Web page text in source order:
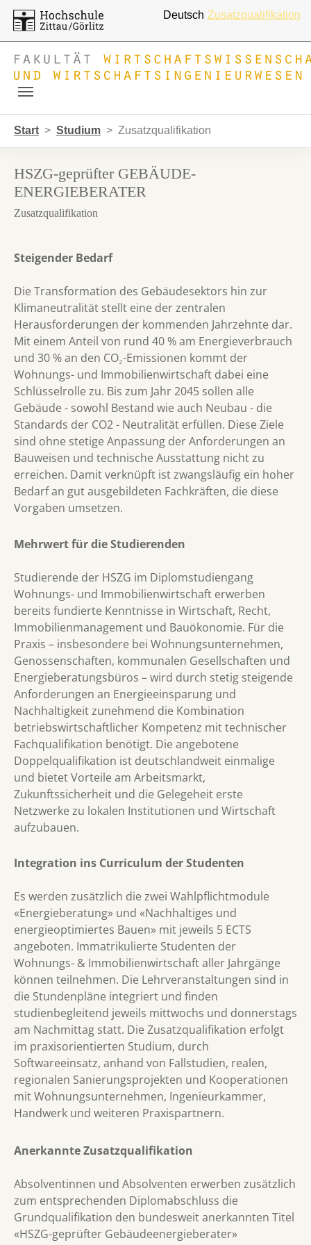
Deutsch Zusatzqualifikation
Start Studium Zusatzqualifikation
HSZG-geprüfter GEBÄUDE-
ENERGIEBERATER
Zusatzqualifikation
Steigender Bedarf
Die Transformation des Gebäudesektors hin zur
Klimaneutralität stellt eine der zentralen
Herausforderungen der kommenden Jahrzehnte dar.
Mit einem Anteil von rund 40 % am Energieverbrauch
und 30 % an den CO₂-Emissionen kommt der
Wohnungs- und Immobilienwirtschaft dabei eine
Schlüsselrolle zu. Bis zum Jahr 2045 sollen alle
Gebäude - sowohl Bestand wie auch Neubau - die
Standards der CO2 - Neutralität erfüllen. Diese Ziele
sind ohne stetige Anpassung der Anforderungen an
Bauweisen und technische Ausstattung nicht zu
erreichen. Damit verknüpft ist zwangsläufig ein hoher
Bedarf an gut ausgebildeten Fachkräften, die diese
Vorgaben umsetzen.
Mehrwert für die Studierenden
Studierende der HSZG im Diplomstudiengang
Wohnungs- und Immobilienwirtschaft erwerben
bereits fundierte Kenntnisse in Wirtschaft, Recht,
Immobilienmanagement und Bauökonomie. Für die
Praxis – insbesondere bei Wohnungsunternehmen,
Genossenschaften, kommunalen Gesellschaften und
Energieberatungsbüros – wird durch stetig steigende
Anforderungen an Energieeinsparung und
Nachhaltigkeit zunehmend die Kombination
betriebswirtschaftlicher Kompetenz mit technischer
Fachqualifikation benötigt. Die angebotene
Doppelqualifikation ist deutschlandweit einmalige
und bietet Vorteile am Arbeitsmarkt,
Zukunftssicherheit und die Gelegeheit erste
Netzwerke zu lokalen Institutionen und Wirtschaft
aufzubauen.
Integration ins Curriculum der Studenten
Es werden zusätzlich die zwei Wahlpflichtmodule
«Energieberatung» und «Nachhaltiges und
energieoptimiertes Bauen» mit jeweils 5 ECTS
angeboten. Immatrikulierte Studenten der
Wohnungs- & Immobilienwirtschaft aller Jahrgänge
können teilnehmen. Die Lehrveranstaltungen sind in
die Stundenpläne integriert und finden
studienbegleitend jeweils mittwochs und donnerstags
am Nachmittag statt. Die Zusatzqualifikation erfolgt
im praxisorientierten Studium, durch
Softwareeinsatz, anhand von Fallstudien, realen,
regionalen Sanierungsprojekten und Kooperationen
mit Wohnungsunternehmen, Ingenieurkammer,
Handwerk und weiteren Praxispartnern.
Anerkannte Zusatzqualifikation
Absolventinnen und Absolventen erwerben zusätzlich
zum entsprechenden Diplomabschluss die
Grundqualifikation den bundesweit anerkannten Titel
«HSZG-geprüfter Gebäudeenergieberater»